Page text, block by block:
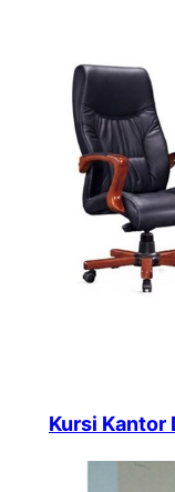
Kursi Kantor